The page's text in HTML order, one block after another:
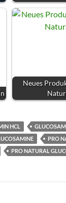
Neues
HCL
PRO
PRO NATURAL